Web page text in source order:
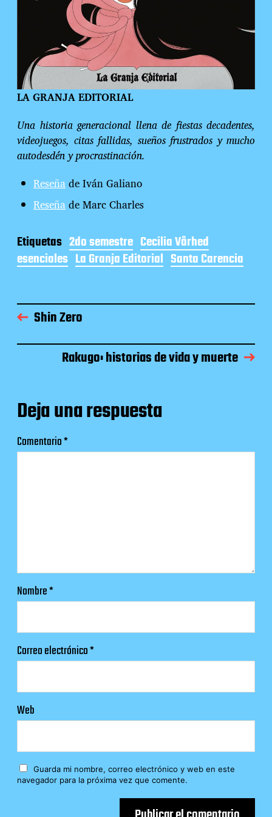
LA GRANJA EDITORIAL
Una historia generacional llena de fiestas decadentes,
videojuegos, citas fallidas, sueños frustrados y mucho
autodesdén y procrastinación.
Reseñade Iván Galiano
Reseñade Marc Charles
Etiquetas 2do semestre Cecilia Vårhed
esenciales La Granja Editorial Santa Carencia
Shin Zero
Rakugo: historias de vida y muerte
Deja una respuesta
Comentario*
Nombre*
Correo electrónico*
Web
Guarda mi nombre, correo electrónico y web en este
navegador para la próxima vez que comente.